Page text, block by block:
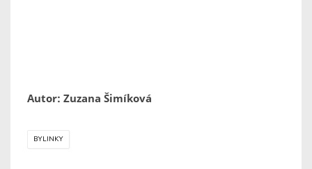
Autor: Zuzana Šimíková
BYLINKY